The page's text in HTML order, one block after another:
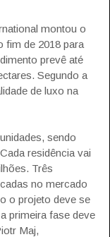
montou o
fim de 2018 para
prevê até
Segundo a
de luxo na
sendo
residência vai
Três
no mercado
o projeto deve se
primeira fase deve
Maj,